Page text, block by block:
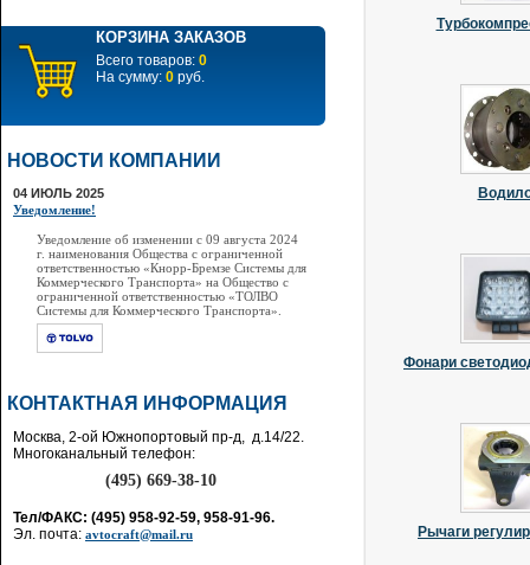
КОРЗИНА ЗАКАЗОВ
Всего товаров: 0
На сумму: 0 руб.
НОВОСТИ КОМПАНИИ
04 ИЮЛЬ 2025
Уведомление!
Уведомление об изменении с 09 августа 2024
г. наименования Общества с ограниченной
ответственностью «Кнорр-Бремзе Системы для
Коммерческого Транспорта» на Общество с
ограниченной ответственностью «ТОЛВО
Системы для Коммерческого Транспорта».
КОНТАКТНАЯ ИНФОРМАЦИЯ
Москва, 2-ой Южнопортовый пр-д, д.14/22.
Многоканальный телефон:
(495) 669-38-10
Тел/ФАКС: (495) 958-92-59, 958-91-96.
Эл. почта: avtocraft@mail.ru
Фонари
Рычаги